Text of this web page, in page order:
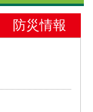
防災情報